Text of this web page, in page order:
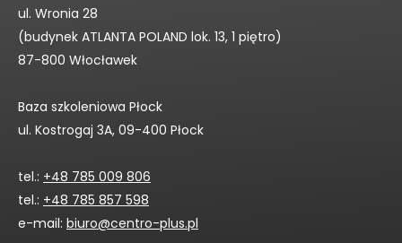
ul. Wronia 28
(budynek ATLANTA POLAND lok. 13, 1 piętro)
87-800 Włocławek
Baza szkoleniowa Płock
ul. Kostrogaj 3A, 09-400 Płock
tel.: +48 785 009 806
tel.: +48 785 857 598
e-mail: biuro@centro-plus.pl